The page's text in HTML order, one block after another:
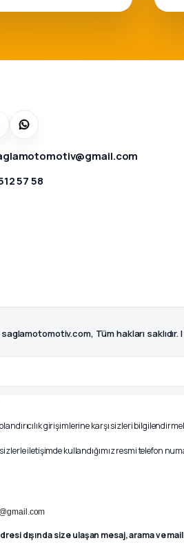
57 58
Tüm hakları saklıdır.
girişimlerine karşı sizleri
iletişimde kullandığımız resmi telefon
dışında size ulaşan mesaj, arama ve